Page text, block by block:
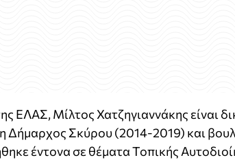
ΕΛΑΣ, Μίλτος Χατζηγιαννάκης είναι
Δήμαρχος Σκύρου (2014-2019) και
έντονα σε θέματα Τοπικής